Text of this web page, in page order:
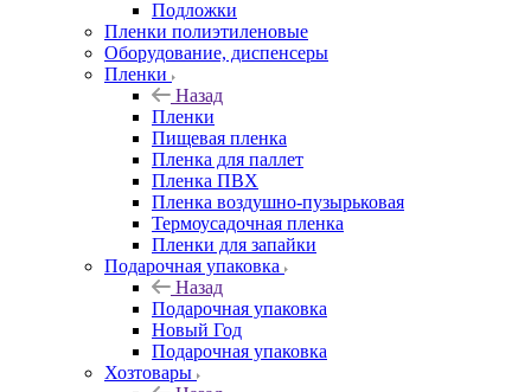
Подложки
Пленки полиэтиленовые
Оборудование, диспенсеры
Пленки
Назад
Пленки
Пищевая пленка
Пленка для паллет
Пленка ПВХ
Пленка воздушно-пузырьковая
Термоусадочная пленка
Пленки для запайки
Подарочная упаковка
Назад
Подарочная упаковка
Новый Год
Подарочная упаковка
Хозтовары